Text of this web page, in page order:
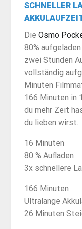
SCHNELLER
Die Osmo
80%
zwei Stunden
vollständig
Minuten
166 Minuten in
du mehr Zeit
du lieben wirst.
16 Minuten
80 % Aufladen
3x schnellere
166 Minuten
Ultralange
26 Minuten